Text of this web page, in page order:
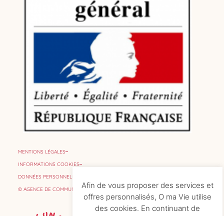
MENTIONS LÉGALES
INFORMATIONS COOKIES
DONNÉES PERSONNELLES
© AGENCE DE COMMUNICATIONAfin de vous proposer des services et
offres personnalisés, O ma Vie utilise
des cookies. En continuant de